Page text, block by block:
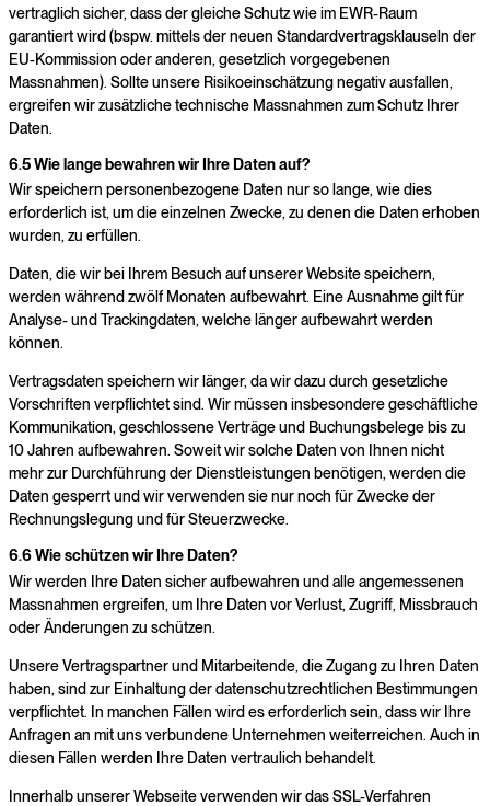
vertraglich sicher, dass der gleiche Schutz wie im EWR-Raum
garantiert wird (bspw. mittels der neuen Standardvertragsklauseln der
EU-Kommission oder anderen, gesetzlich vorgegebenen
Massnahmen). Sollte unsere Risikoeinschätzung negativ ausfallen,
ergreifen wir zusätzliche technische Massnahmen zum Schutz Ihrer
Daten.
6.5 Wie lange bewahren wir Ihre Daten auf?
Wir speichern personenbezogene Daten nur so lange, wie dies
erforderlich ist, um die einzelnen Zwecke, zu denen die Daten erhoben
wurden, zu erfüllen.
Daten, die wir bei Ihrem Besuch auf unserer Website speichern,
werden während zwölf Monaten aufbewahrt. Eine Ausnahme gilt für
Analyse- und Trackingdaten, welche länger aufbewahrt werden
können.
Vertragsdaten speichern wir länger, da wir dazu durch gesetzliche
Vorschriften verpflichtet sind. Wir müssen insbesondere geschäftliche
Kommunikation, geschlossene Verträge und Buchungsbelege bis zu
10 Jahren aufbewahren. Soweit wir solche Daten von Ihnen nicht
mehr zur Durchführung der Dienstleistungen benötigen, werden die
Daten gesperrt und wir verwenden sie nur noch für Zwecke der
Rechnungslegung und für Steuerzwecke.
6.6 Wie schützen wir Ihre Daten?
Wir werden Ihre Daten sicher aufbewahren und alle angemessenen
Massnahmen ergreifen, um Ihre Daten vor Verlust, Zugriff, Missbrauch
oder Änderungen zu schützen.
Unsere Vertragspartner und Mitarbeitende, die Zugang zu Ihren Daten
haben, sind zur Einhaltung der datenschutzrechtlichen Bestimmungen
verpflichtet. In manchen Fällen wird es erforderlich sein, dass wir Ihre
Anfragen an mit uns verbundene Unternehmen weiterreichen. Auch in
diesen Fällen werden Ihre Daten vertraulich behandelt.
Innerhalb unserer Webseite verwenden wir das SSL-Verfahren